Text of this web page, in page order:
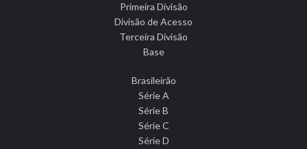
Primeira Divisão
Divisão de Acesso
Terceira Divisão
Base
Brasileirão
Série A
Série B
Série C
Série D